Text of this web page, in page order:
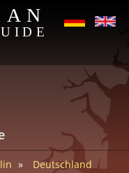
Deutschland